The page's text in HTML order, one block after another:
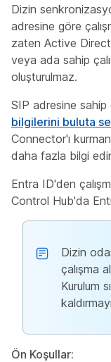
Dizin
adresine göre
zaten Active
veya ada sahip
oluşturulmaz.
SIP adresine sahip
bilgilerini buluta
Connector'ı
daha fazla bilgi
Entra ID'den
Control Hub'da
Dizin
çalışma
Kurulum
Ön Koşullar: